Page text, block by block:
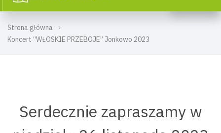
Strona główna
Koncert “WŁOSKIE PRZEBOJE” Jonkowo 2023
Serdecznie zapraszamy w